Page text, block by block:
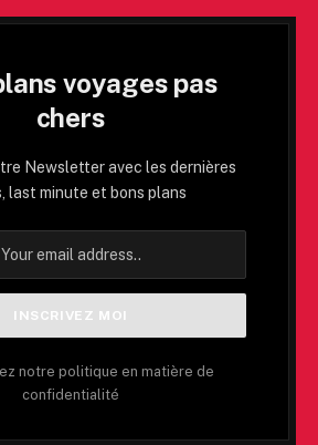
voyages pas
chers
Newsletter avec les dernières
last minute et bons plans
notre politique en matière de
confidentialité